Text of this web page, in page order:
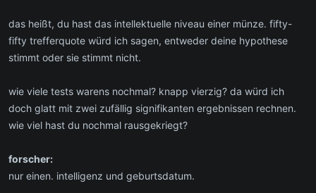
das heißt, du hast das intellektuelle niveau einer münze. fifty-
fifty trefferquote würd ich sagen, entweder deine hypothese
stimmt oder sie stimmt nicht.
wie viele tests warens nochmal? knapp vierzig? da würd ich
doch glatt mit zwei zufällig signifikanten ergebnissen rechnen.
wie viel hast du nochmal rausgekriegt?
forscher:
nur einen. intelligenz und geburtsdatum.